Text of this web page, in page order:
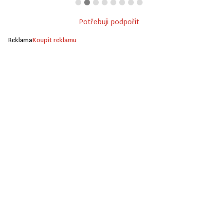
Potřebuji podpořit
ReklamaKoupit reklamu